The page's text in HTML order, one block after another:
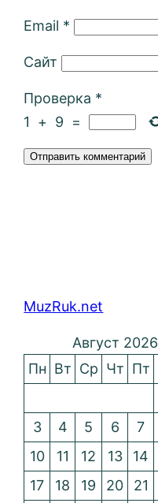
Email *
Сайт
Проверка *
1
+ 9 =
MuzRuk.net
Август 2026
Пн Вт Ср Чт Пт
3
4 5 6 7
10
11 12 13 14
17
18 19 20 21